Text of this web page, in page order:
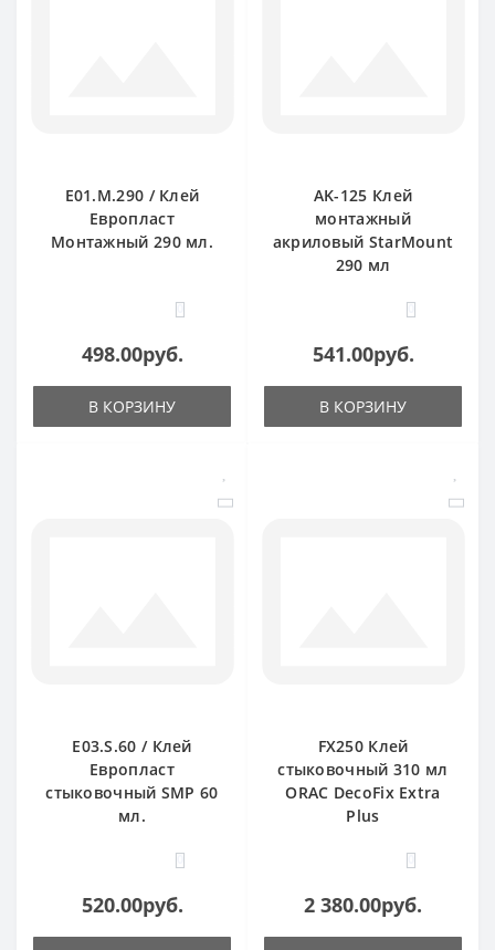
E01.M.290 / Клей
Европласт
Монтажный 290 мл.
0
498.00руб.
В КОРЗИНУ
AK-125 Клей
монтажный
акриловый StarMount
290 мл
0
541.00руб.
В КОРЗИНУ
E03.S.60 / Клей
Европласт
стыковочный SMP 60
мл.
0
520.00руб.
FX250 Клей
стыковочный 310 мл
ORAC DecoFix Extra
Plus
0
2 380.00руб.